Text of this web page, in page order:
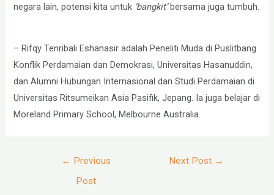
negara lain, potensi kita untuk ‘bangkit’bersama juga tumbuh.
– Rifqy Tenribali Eshanasir adalah Peneliti Muda di Puslitbang
Konflik Perdamaian dan Demokrasi, Universitas Hasanuddin,
dan Alumni Hubungan Internasional dan Studi Perdamaian di
Universitas Ritsumeikan Asia Pasifik, Jepang. Ia juga belajar di
Moreland Primary School, Melbourne Australia.
← Previous
Post
Next Post →